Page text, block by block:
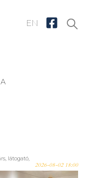
EN
, látogató,
2026-08-02 18:00